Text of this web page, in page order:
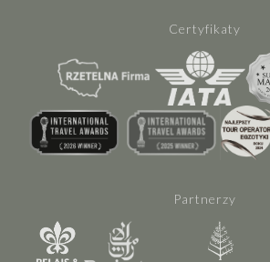
Certyfikaty
Partnerzy